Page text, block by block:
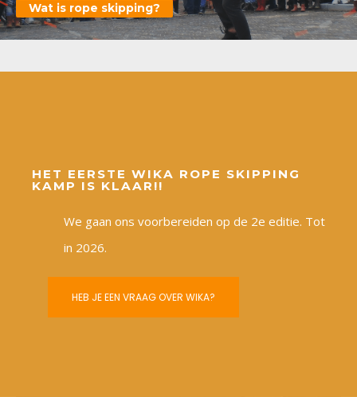
Wat is rope skipping?
Lees hier meer over het project
HET EERSTE WIKA ROPE SKIPPING
KAMP IS KLAAR!!
We gaan ons voorbereiden op de 2e editie. Tot
in 2026.
HEB JE EEN VRAAG OVER WIKA?